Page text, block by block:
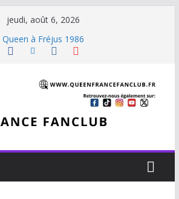
jeudi, août 6, 2026
Staying Power (45 tours Japon)
Queen à Fréjus 1986
Beautiful Dreams